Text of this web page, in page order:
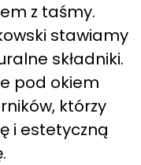
z taśmy.
stawiamy
składniki.
pod okiem
którzy
i estetyczną